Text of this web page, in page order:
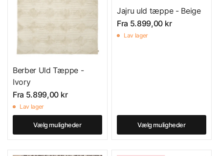
Berber Uld Tæppe -
Ivory
Fra 5.899,00 kr
Lav lager
Vælg muligheder
Jajru uld tæppe - Beige
Fra 5.899,00 kr
Lav lager
Vælg muligheder